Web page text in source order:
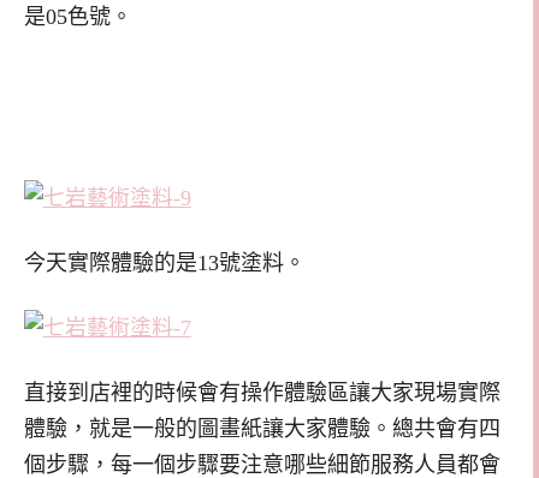
是05色號。
今天實際體驗的是13號塗料。
直接到店裡的時候會有操作體驗區讓大家現場實際
體驗，就是一般的圖畫紙讓大家體驗。總共會有四
個步驟，每一個步驟要注意哪些細節服務人員都會